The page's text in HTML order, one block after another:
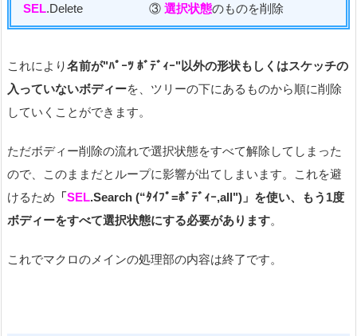
SEL.Delete ③選択状態のものを削除
これにより名前が"ﾊﾟｰﾂ ﾎﾞﾃﾞｨｰ"以外の形状もしくはスケッチの
入っていないボディーを、ツリーの下にあるものから順に削除
していくことができます。
ただボディー削除の流れで選択状態をすべて解除してしまった
ので、このままだとループに影響が出てしまいます。これを避
けるため 「SEL.Search (“ﾀｲﾌﾟ=ﾎﾞﾃﾞｨｰ,all")」を使い、もう1度
ボディーをすべて選択状態にする必要があります。
これでマクロのメインの処理部の内容は終了です。